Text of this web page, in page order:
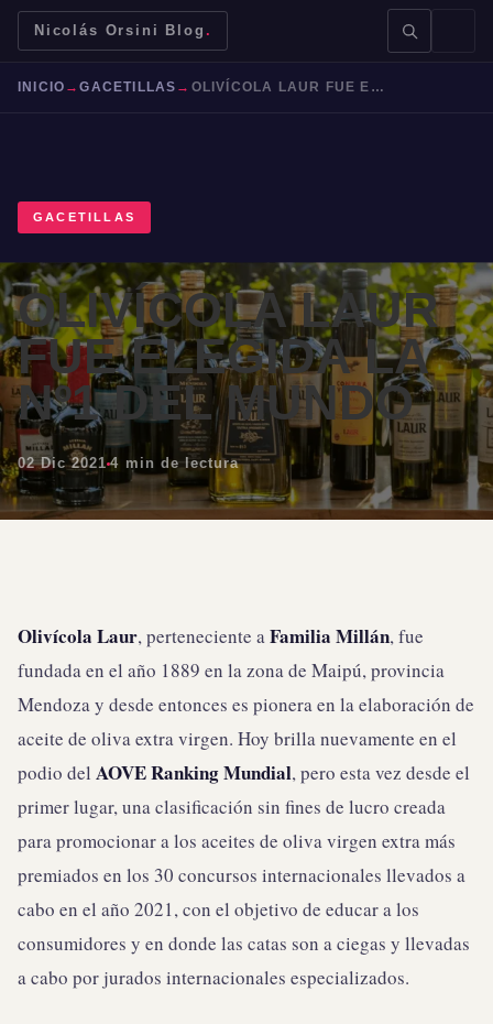
Nicolás Orsini Blog .
Mendoza Malbec Bodegas Jujuy
INICIO →GACETILLAS → OLIVÍCOLA LAUR FUE ELEGIDA LA Nº1 DEL MUNDO
GACETILLAS
OLIVÍCOLA LAUR
FUE ELEGIDA LA
Nº1 DEL MUNDO
02 Dic 2021 4 min de lectura
Olivícola Laur, perteneciente a Familia Millán, fue
fundada en el año 1889 en la zona de Maipú, provincia
Mendoza y desde entonces es pionera en la elaboración de
aceite de oliva extra virgen. Hoy brilla nuevamente en el
podio del AOVE Ranking Mundial, pero esta vez desde el
primer lugar, una clasificación sin fines de lucro creada
para promocionar a los aceites de oliva virgen extra más
premiados en los 30 concursos internacionales llevados a
cabo en el año 2021, con el objetivo de educar a los
consumidores y en donde las catas son a ciegas y llevadas
a cabo por jurados internacionales especializados.